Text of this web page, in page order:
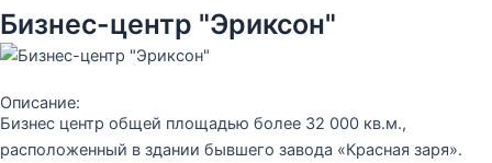
Бизнес-центр "Эриксон"
Описание:
Бизнес центр общей площадью более 32 000 кв.м.,
расположенный в здании бывшего завода «Красная заря».